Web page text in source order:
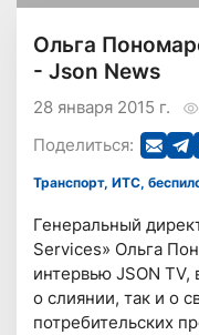
Ольга
- Json News
28 января 2015 г.
Поделиться:
Транспорт, ИТС,
Генеральный
Services» Ольга
интервью JSON TV,
о слиянии, так и о
потребительских